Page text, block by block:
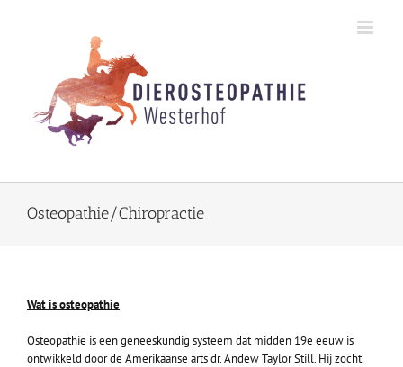
Osteopathie/Chiropractie
Wat is osteopathie
Osteopathie is een geneeskundig systeem dat midden 19e eeuw is
ontwikkeld door de Amerikaanse arts dr. Andew Taylor Still. Hij zocht